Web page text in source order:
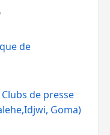
de
de presse
Goma)